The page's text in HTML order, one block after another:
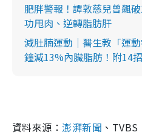
肥胖警報！譚敦慈兒曾飆
功甩肉、逆轉脂肪肝
減肚腩運動｜醫生教「運
鐘減13%內臟脂肪！附14
資料來源：澎湃新聞 、TVBS